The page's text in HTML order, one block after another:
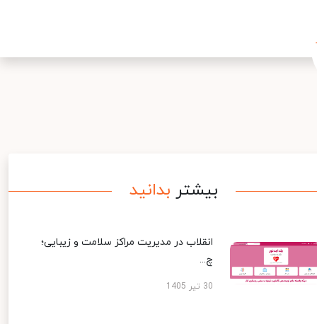
بیشتر بدانید
انقلاب در مدیریت مراکز سلامت و زیبایی؛
چ...
30 تیر 1405